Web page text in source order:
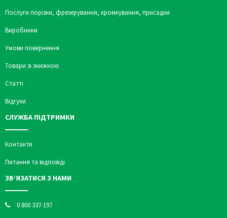
Послуги порізки, фрезерування, кромкування, присадки
Виробники
Умови повернення
Товари зі знижкою
Статті
Відгуки
СЛУЖБА ПІДТРИМКИ
Контакти
Питання та відповіді
ЗВ’ЯЗАТИСЯ З НАМИ
0 800 337-197